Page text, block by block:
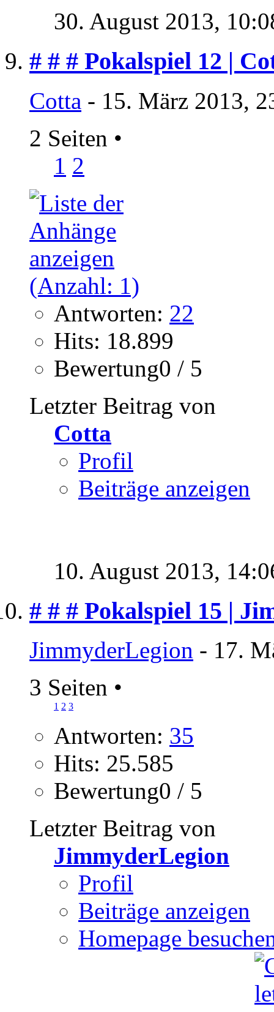
30. August 2013,
# # # Pokalspiel 12 |
Cotta - 15. März 2013,
2 Seiten •
1 2
Antworten: 22
Hits: 18.899
Bewertung0 / 5
Letzter Beitrag von
Cotta
Profil
Beiträge anzeigen
10. August 2013,
# # # Pokalspiel 15 |
JimmyderLegion - 17.
3 Seiten •
1 2 3
Antworten: 35
Hits: 25.585
Bewertung0 / 5
Letzter Beitrag von
JimmyderLegion
Profil
Beiträge anzeigen
Homepage